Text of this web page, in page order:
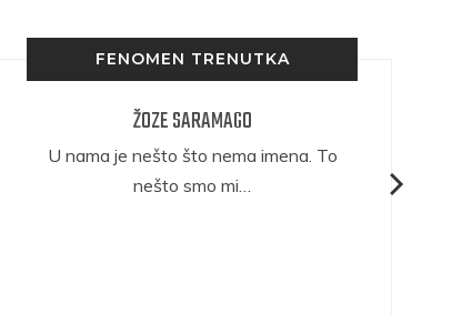
FENOMEN TRENUTKA
ŽOZE SARAMAGO
U nama je nešto što nema imena. To
nešto smo mi…